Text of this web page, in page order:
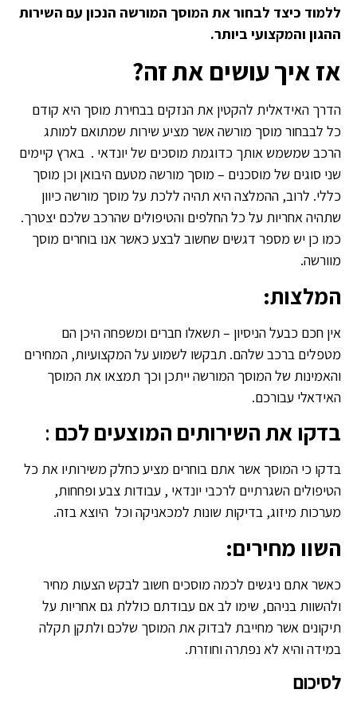
ללמוד כיצד לבחור את המוסך המורשה הנכון עם השירות
ההגון והמקצועי ביותר.
אז איך עושים את זה?
הדרך האידאלית להקטין את הנזקים בבחירת מוסך היא קודם
כל לבבחור מוסך מורשה אשר מציע שירות שמתואם למותג
הרכב שמשמש אותך כדוגמת מוסכים של יונדאי . בארץ קיימים
שני סוגים של מוסכנים – מוסך מורשה מטעם היבואן וכן מוסך
כללי. לרוב, ההמלצה היא תהיה ללכת על מוסך מורשה כיוון
שתהיה אחריות על כל החלפים והטיפולים שהרכב שלכם יצטרך.
כמו כן יש מספר דגשים שחשוב לבצע כאשר אנו בוחרים מוסך
מוורשה.
המלצות:
אין חכם כבעל הניסיון – תשאלו חברים ומשפחה היכן הם
מטפלים ברכב שלהם. תבקשו לשמוע על המקצועיות, המחירים
והאמינות של המוסך המורשה ייתכן וכך תמצאו את המוסך
האידאלי עבורכם.
בדקו את השירותים המוצעים לכם :
בדקו כי המוסך אשר אתם בוחרים מציע כחלק משירותיו את כל
הטיפולים השגרתיים לרכבי יונדאי , עבודות צבע ופחחות,
מערכות מיזוג, בדיקות שונות למכאניקה וכל היוצא בזה.
השוו מחירים:
כאשר אתם ניגשים לכמה מוסכים חשוב לבקש הצעות מחיר
ולהשוות בניהם, שימו לב אם עבודתם כוללת גם אחריות על
תיקונים אשר מחייבת לבדוק את המוסך שלכם ולתקן תקלה
במידה והיא לא נפתרה וחוזרת.
לסיכום